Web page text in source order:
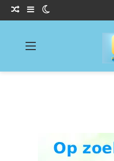
Willekeurig Artikel
Sidebar